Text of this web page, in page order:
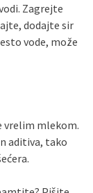
Zagrejte
dodajte sir
vode, može
vrelim mlekom.
aditiva, tako